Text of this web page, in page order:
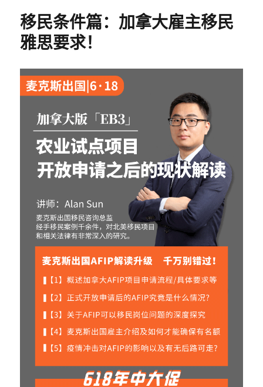
移民条件篇：加拿大雇主移民
雅思要求！